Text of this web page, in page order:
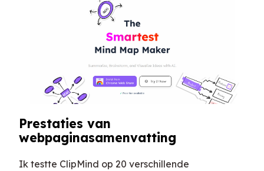
Prestaties van
webpaginasamenvatting
Ik testte ClipMind op 20 verschillende